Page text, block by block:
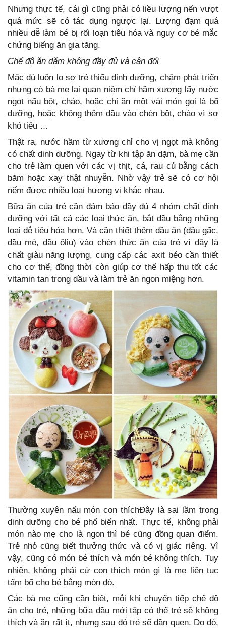
Nhưng thực tế, cái gì cũng phải có liều lượng nến vượt
quá mức sẽ có tác dụng ngược lại. Lượng đạm quá
nhiều dễ làm bé bị rối loạn tiêu hóa và nguy cơ bé mắc
chứng biếng ăn gia tăng.
Chế độ ăn dặm không đầy đủ và cân đối
Mặc dù luôn lo sợ trẻ thiếu dinh dưỡng, chậm phát triển
nhưng có bà mẹ lại quan niệm chỉ hầm xương lấy nước
ngọt nấu bột, cháo, hoặc chỉ ăn một vài món gọi là bổ
dưỡng, hoặc không thêm dầu vào chén bột, cháo vì sợ
khó tiêu …
Thật ra, nước hầm từ xương chỉ cho vị ngọt mà không
có chất dinh dưỡng. Ngay từ khi tập ăn dặm, bà mẹ cần
cho trẻ làm quen với các vị thịt, cá, rau củ bằng cách
băm hoặc xay thật nhuyễn. Nhờ vậy trẻ sẽ có cơ hội
nếm được nhiều loại hương vị khác nhau.
Bữa ăn của trẻ cần đảm bảo đầy đủ 4 nhóm chất dinh
dưỡng với tất cả các loại thức ăn, bắt đầu bằng những
loại dễ tiêu hóa hơn. Và cần thiết thêm dầu ăn (dầu gấc,
dầu mè, dầu ôliu) vào chén thức ăn của trẻ vì đây là
chất giàu năng lượng, cung cấp các axit béo cần thiết
cho cơ thể, đồng thời còn giúp cơ thể hấp thu tốt các
vitamin tan trong dầu và làm trẻ ăn ngon miệng hơn.
Thường xuyên nấu món con thíchĐây là sai lầm trong
dinh dưỡng cho bé phổ biến nhất. Thực tế, không phải
món nào mẹ cho là ngon thì bé cũng đồng quan điểm.
Trẻ nhỏ cũng biết thưởng thức và có vị giác riêng. Vì
vậy, cũng có món bé thích và món bé không thích. Tuy
nhiên, không phải cứ con thích món gì là mẹ liên tục
tẩm bổ cho bé bằng món đó.
Các bà mẹ cũng cần biết, mỗi khi chuyển tiếp chế độ
ăn cho trẻ, những bữa đầu mới tập có thể trẻ sẽ không
thích và ăn rất ít, nhưng sau đó trẻ sẽ dần quen. Do đó,